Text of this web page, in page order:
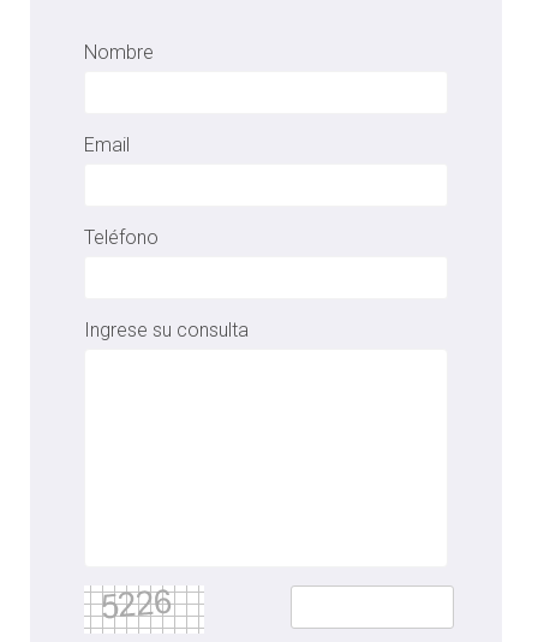
Nombre
Email
Teléfono
Ingrese su consulta